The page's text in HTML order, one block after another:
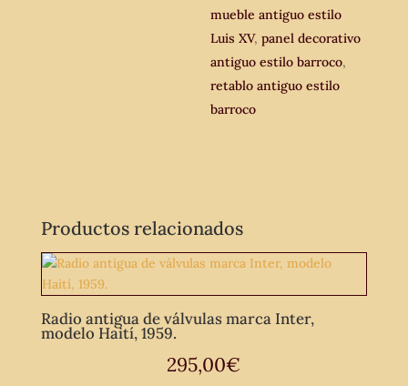
mueble antiguo estilo
Luis XV,panel decorativo
antiguo estilo barroco,
retablo antiguo estilo
barroco
Productos relacionados
Radio antigua de válvulas marca Inter,
modelo Haití, 1959.
295,00€